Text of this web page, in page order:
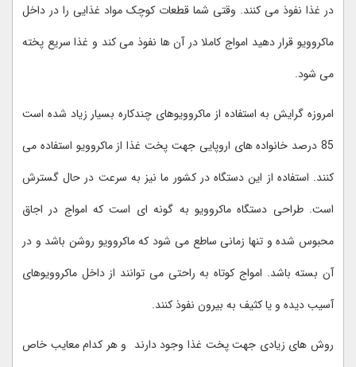
در غذا نفوذ می کنند. وقتی شما قطعات کوچک مواد غذایی را در داخل
ماکروویو قرار دهید امواج کاملا در آن ها نفوذ می کند و غذا سریع پخته
می شود.
امروزه گرایش به استفاده از ماکروویوهای چندکاره بسیار زیاد شده است
85 درصد خانواده های اروپایی جهت پخت غذا از ماکروویو استفاده می
کنند. استفاده از این دستگاه در کشور ما نیز به سرعت در حال گسترش
است. طراحی دستگاه ماکروویو به گونه ای است که امواج در اجاق
محبوس شده و تنها زمانی ساطع می شود که ماکروویو روشن باشد و در
آن بسته باشد. امواج کوتاه به راحتی می توانند از داخل ماکروویوهای
آسیب دیده و یا کثیف به بیرون نفوذ کنند.
روش های زیادی جهت پخت غذا وجود دارند و هر کدام معایب خاص